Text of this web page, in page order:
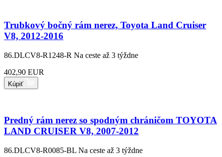
Trubkový bočný rám nerez, Toyota Land Cruiser
V8, 2012-2016
86.DLCV8-R1248-R Na ceste až 3 týždne
402,90 EUR
Kúpiť
Predný rám nerez so spodným chráničom TOYOTA
LAND CRUISER V8, 2007-2012
86.DLCV8-R0085-BL Na ceste až 3 týždne